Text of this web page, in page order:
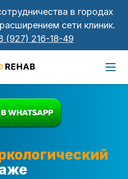
в городах
сети клиник.
(927) 216-18-49